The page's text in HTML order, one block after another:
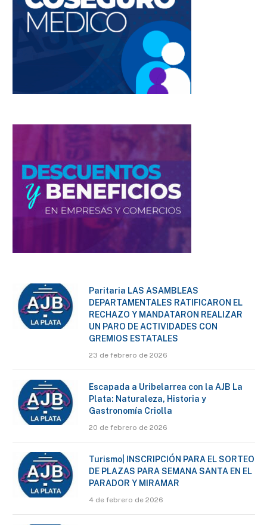
Paritaria LAS ASAMBLEAS
DEPARTAMENTALES RATIFICARON EL
RECHAZO Y MANDATARON REALIZAR
UN PARO DE ACTIVIDADES CON
GREMIOS ESTATALES
23 de febrero de 2026
Escapada a Uribelarrea con la AJB La
Plata: Naturaleza, Historia y
Gastronomía Criolla
20 de febrero de 2026
Turismo| INSCRIPCIÓN PARA EL SORTEO
DE PLAZAS PARA SEMANA SANTA EN EL
PARADOR Y MIRAMAR
4 de febrero de 2026